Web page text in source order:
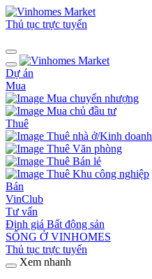
Thủ tục trực tuyến
Dự án
Mua
Mua chuyển nhượng
Mua chủ đầu tư
Thuê
Thuê nhà ở/Kinh doanh
Thuê Văn phòng
Thuê Bán lẻ
Thuê Khu công nghiệp
Bán
VinClub
Tư vấn
Định giá Bất động sản
SỐNG Ở VINHOMES
Thủ tục trực tuyến
Xem nhanh